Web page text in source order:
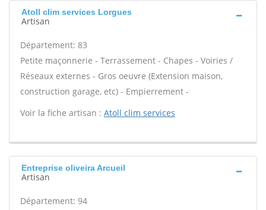
Atoll clim services Lorgues
Artisan
Département: 83
Petite maçonnerie - Terrassement - Chapes - Voiries /
Réseaux externes - Gros oeuvre (Extension maison,
construction garage, etc) - Empierrement -
Voir la fiche artisan : Atoll clim services
Entreprise oliveira Arcueil
Artisan
Département: 94